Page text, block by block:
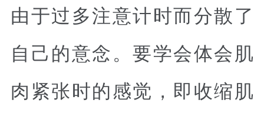
由于过多注意计时而分散了
自己的意念。要学会体会肌
肉紧张时的感觉，即收缩肌